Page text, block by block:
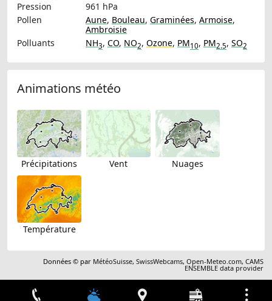
Pression
961 hPa
Pollen
Aune, Bouleau, Graminées, Armoise,
Ambroisie
Polluants
NH3, CO, NO2, Ozone, PM10, PM2.5, SO2
Animations météo
Précipitations Vent Nuages
Température
Données © par MétéoSuisse,SwissWebcams,Open-Meteo.com,CAMS
ENSEMBLE data provider